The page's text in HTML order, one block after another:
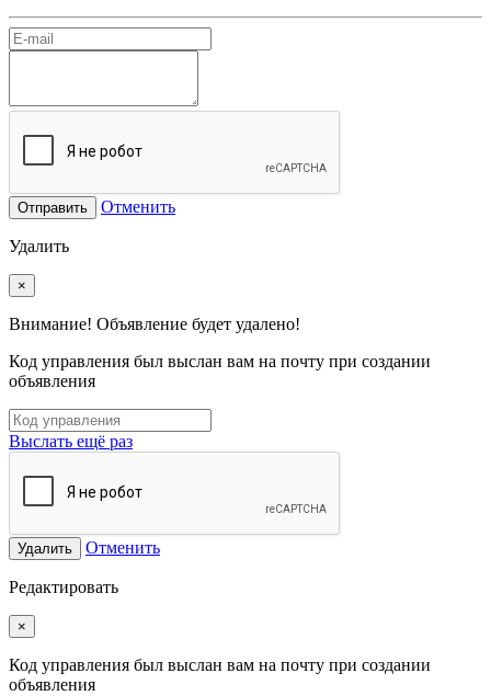
Отправить Отменить
Удалить
×
Внимание! Объявление будет удалено!
Код управления был выслан вам на почту при создании
объявления
Выслать ещё раз
Удалить Отменить
Редактировать
×
Код управления был выслан вам на почту при создании
объявления